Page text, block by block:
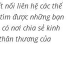
nối liên hệ các thế
được những bạn
nơi chia sẻ kinh
thương của